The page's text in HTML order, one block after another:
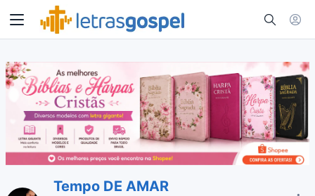
Tempo DE AMAR